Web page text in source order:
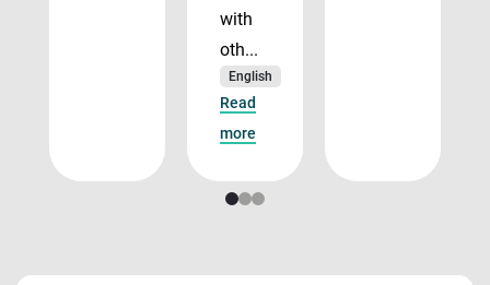
with
oth...
English
Read
more